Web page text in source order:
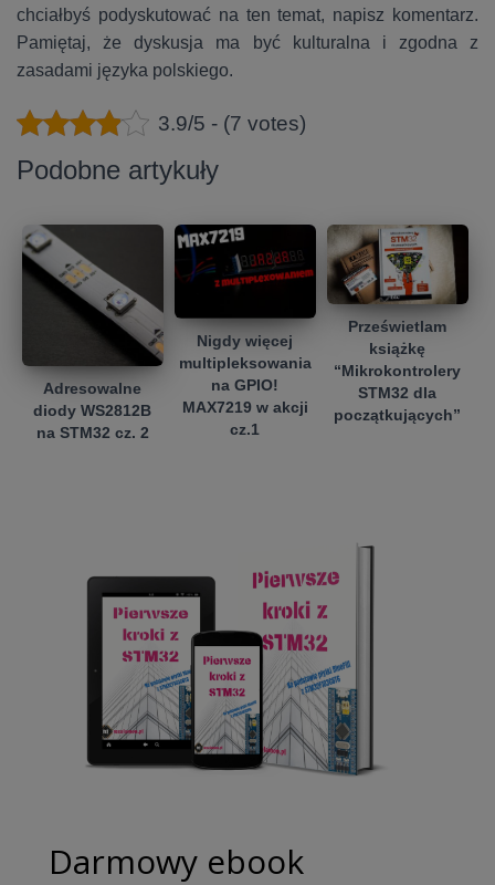
chciałbyś podyskutować na ten temat, napisz komentarz.
Pamiętaj, że dyskusja ma być kulturalna i zgodna z
zasadami języka polskiego.
3.9/5 - (7 votes)
Podobne artykuły
Adresowalne
diody WS2812B
na STM32 cz. 2
Nigdy więcej
multipleksowania
na GPIO!
MAX7219 w akcji
cz.1
Prześwietlam
książkę
“Mikrokontrolery
STM32 dla
początkujących”
Darmowy ebook